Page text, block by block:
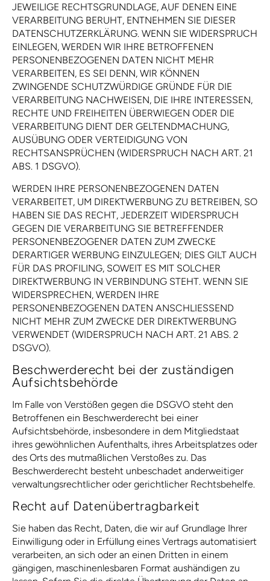
JEWEILIGE RECHTSGRUNDLAGE, AUF DENEN EINE
VERARBEITUNG BERUHT, ENTNEHMEN SIE DIESER
DATENSCHUTZERKLÄRUNG. WENN SIE WIDERSPRUCH
EINLEGEN, WERDEN WIR IHRE BETROFFENEN
PERSONENBEZOGENEN DATEN NICHT MEHR
VERARBEITEN, ES SEI DENN, WIR KÖNNEN
ZWINGENDE SCHUTZWÜRDIGE GRÜNDE FÜR DIE
VERARBEITUNG NACHWEISEN, DIE IHRE INTERESSEN,
RECHTE UND FREIHEITEN ÜBERWIEGEN ODER DIE
VERARBEITUNG DIENT DER GELTENDMACHUNG,
AUSÜBUNG ODER VERTEIDIGUNG VON
RECHTSANSPRÜCHEN (WIDERSPRUCH NACH ART. 21
ABS. 1 DSGVO).
WERDEN IHRE PERSONENBEZOGENEN DATEN
VERARBEITET, UM DIREKTWERBUNG ZU BETREIBEN, SO
HABEN SIE DAS RECHT, JEDERZEIT WIDERSPRUCH
GEGEN DIE VERARBEITUNG SIE BETREFFENDER
PERSONENBEZOGENER DATEN ZUM ZWECKE
DERARTIGER WERBUNG EINZULEGEN; DIES GILT AUCH
FÜR DAS PROFILING, SOWEIT ES MIT SOLCHER
DIREKTWERBUNG IN VERBINDUNG STEHT. WENN SIE
WIDERSPRECHEN, WERDEN IHRE
PERSONENBEZOGENEN DATEN ANSCHLIESSEND
NICHT MEHR ZUM ZWECKE DER DIREKTWERBUNG
VERWENDET (WIDERSPRUCH NACH ART. 21 ABS. 2
DSGVO).
Beschwerde­recht bei der zuständigen
Aufsichts­behörde
Im Falle von Verstößen gegen die DSGVO steht den
Betroffenen ein Beschwerderecht bei einer
Aufsichtsbehörde, insbesondere in dem Mitgliedstaat
ihres gewöhnlichen Aufenthalts, ihres Arbeitsplatzes oder
des Orts des mutmaßlichen Verstoßes zu. Das
Beschwerderecht besteht unbeschadet anderweitiger
verwaltungsrechtlicher oder gerichtlicher Rechtsbehelfe.
Recht auf Daten­übertrag­barkeit
Sie haben das Recht, Daten, die wir auf Grundlage Ihrer
Einwilligung oder in Erfüllung eines Vertrags automatisiert
verarbeiten, an sich oder an einen Dritten in einem
gängigen, maschinenlesbaren Format aushändigen zu